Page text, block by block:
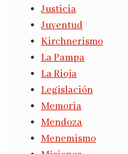
Justicia
Juventud
Kirchnerismo
La Pampa
La Rioja
Legislación
Memoria
Mendoza
Menemismo